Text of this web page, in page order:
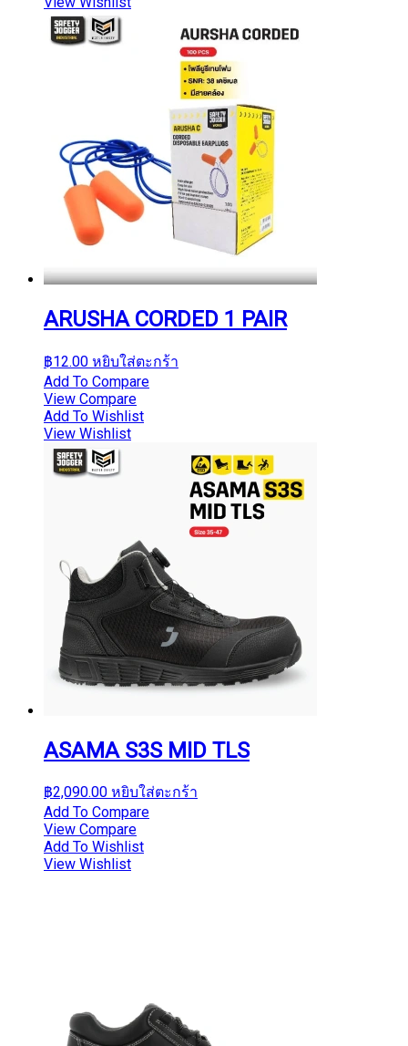
ARUSHA CORDED 1 PAIR
฿12.00 หยิบใส่ตะกร้า
Add To Compare
View Compare
Add To Wishlist
View Wishlist
ASAMA S3S MID TLS
฿2,090.00 หยิบใส่ตะกร้า
Add To Compare
View Compare
Add To Wishlist
View Wishlist